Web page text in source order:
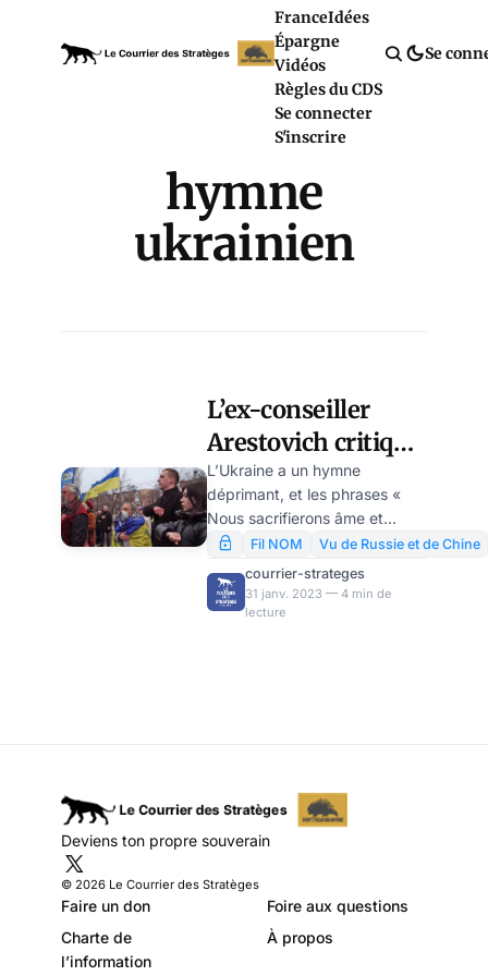
FranceIdées
Épargne
Vidéos
Règles du CDS
Se connecter
S'inscrire
Se
hymne
ukrainien
L’ex-conseiller
Arestovich critique
l’hymne ukrainien,
par Svetlana
Repina
L’Ukraine a un hymne
déprimant, et les phrases «
Nous sacrifierons âme et
corps pour notre liberté »
expriment de façon générale
une autodestruction complète
! Telle est l’opinion
touché, pourrait-on dire,
beaucoup l’âme de ses «
associés », ainsi que les
psychologues cliniciens.
Fil NOM
Vu de Russie et de Chine
courrier-strateges
31 janv. 2023 — 4 min de
lecture
Deviens ton propre souverain
© 2026 Le Courrier des Stratèges
Faire un don
Foire aux questions
Charte de
l’information
À propos